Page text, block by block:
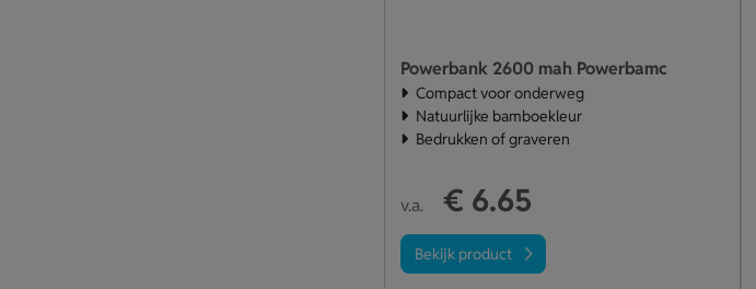
Powerbank 2600 mah Powerbamc
Compact voor onderweg
Natuurlijke bamboekleur
Bedrukken of graveren
v.a. € 6.65
Bekijk product